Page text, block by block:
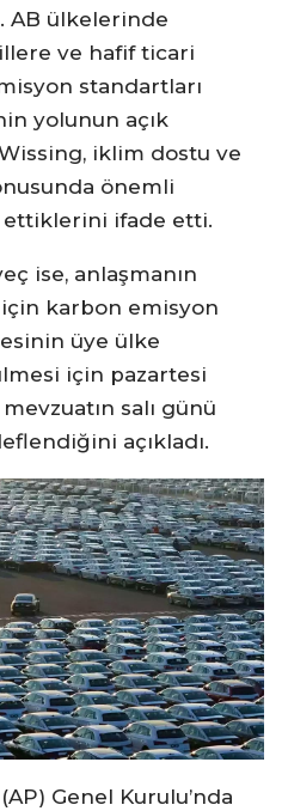
AB ülkelerinde
ve hafif ticari
standartları
yolunun açık
iklim dostu ve
önemli
ettiklerini ifade etti.
ise, anlaşmanın
karbon emisyon
üye ülke
için pazartesi
salı günü
açıkladı.
Genel Kurulu’nda